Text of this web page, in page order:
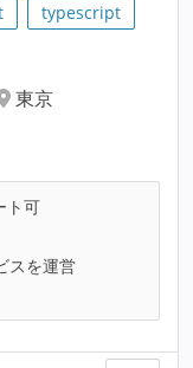
typescript
東京
ト可
スを運営